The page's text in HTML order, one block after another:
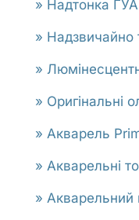
» Надтонка
» Надзвичайно
»
» Оригінальні
» Акварель
» Акварельні
» Акварельний